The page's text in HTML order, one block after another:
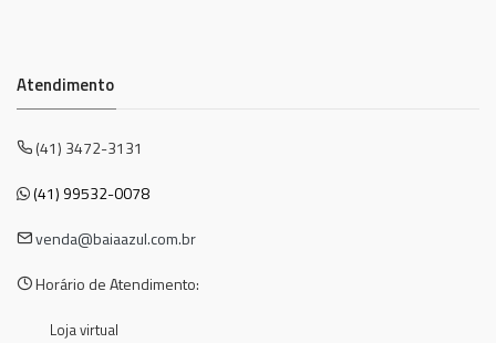
Atendimento
(41) 3472-3131
(41) 99532-0078
venda@baiaazul.com.br
Horário de Atendimento:
Loja virtual